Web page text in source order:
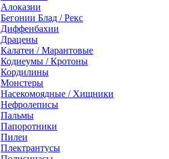
Алоказии
Бегонии Блад / Рекс
Диффенбахии
Драцены
Калатеи / Марантовые
Кодиеумы / Кротоны
Кордилины
Монстеры
Насекомоядные / Хищники
Нефролеписы
Пальмы
Папоротники
Пилеи
Плектрантусы